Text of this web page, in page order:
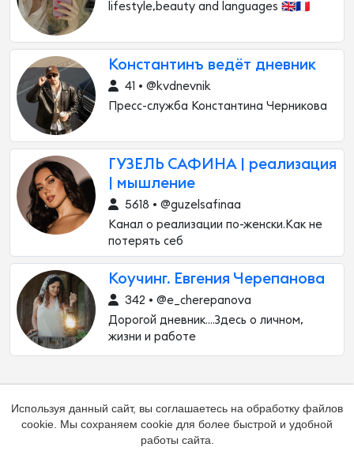
lifestyle,beauty and languages 🇬🇧🇫🇷
Константинъ ведёт дневник
41 • @kvdnevnik
Пресс-служба Константина Черникова
ГУЗЕЛЬ САФИНА | реализация
| мышление
5618 • @guzelsafinaa
Канал о реализации по-женски.Как не
потерять себ
Коучинг. Евгения Черепанова
342 • @e_cherepanova
Дорогой дневник….Здесь о личном,
жизни и работе
Используя данный сайт, вы соглашаетесь на обработку файлов
cookie. Мы сохраняем cookie для более быстрой и удобной
работы сайта.